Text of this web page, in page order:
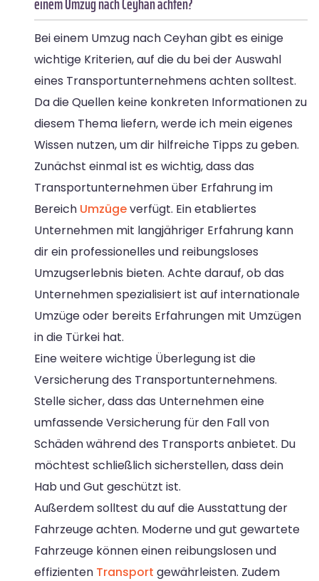
Bei einem Umzug nach Ceyhan gibt es einige
wichtige Kriterien, auf die du bei der Auswahl
eines Transportunternehmens achten solltest.
Da die Quellen keine konkreten Informationen zu
diesem Thema liefern, werde ich mein eigenes
Wissen nutzen, um dir hilfreiche Tipps zu geben.
Zunächst einmal ist es wichtig, dass das
Transportunternehmen über Erfahrung im
Bereich Umzügeverfügt. Ein etabliertes
Unternehmen mit langjähriger Erfahrung kann
dir ein professionelles und reibungsloses
Umzugserlebnis bieten. Achte darauf, ob das
Unternehmen spezialisiert ist auf internationale
Umzüge oder bereits Erfahrungen mit Umzügen
in die Türkei hat.
Eine weitere wichtige Überlegung ist die
Versicherung des Transportunternehmens.
Stelle sicher, dass das Unternehmen eine
umfassende Versicherung für den Fall von
Schäden während des Transports anbietet. Du
möchtest schließlich sicherstellen, dass dein
Hab und Gut geschützt ist.
Außerdem solltest du auf die Ausstattung der
Fahrzeuge achten. Moderne und gut gewartete
Fahrzeuge können einen reibungslosen und
effizienten Transport gewährleisten. Zudem